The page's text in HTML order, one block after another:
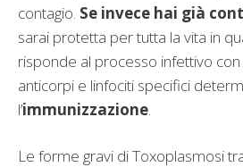
contagio. Se invece hai già
sarai protetta per tutta la vita in
risponde al processo infettivo
anticorpi e linfociti specifici
l’immunizzazione
Le forme gravi di Toxoplasmosi